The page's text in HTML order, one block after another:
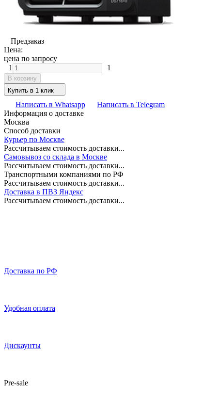
Предзаказ
Цена:
цена по запросу
1
1
В корзину
Купить в 1 клик
Написать в Whatsapp
Написать в Telegram
Информация о доставке
Москва
Способ доставки
Курьер по Москве
Рассчитываем стоимость доставки...
Самовывоз со склада в Москве
Рассчитываем стоимость доставки...
Транспортными компаниями по РФ
Рассчитываем стоимость доставки...
Доставка в ПВЗ Яндекс
Рассчитываем стоимость доставки...
Доставка по РФ
Удобная оплата
Дискаунты
Pre-sale